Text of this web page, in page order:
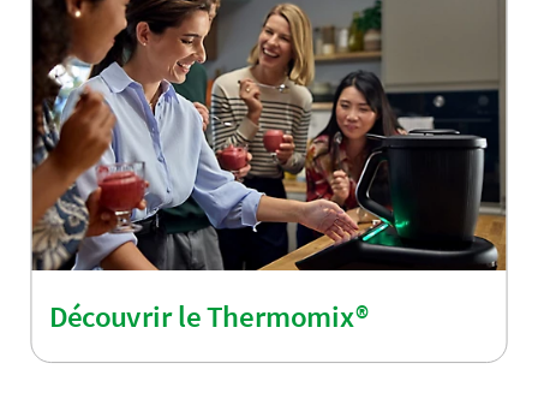
Découvrir le Thermomix®